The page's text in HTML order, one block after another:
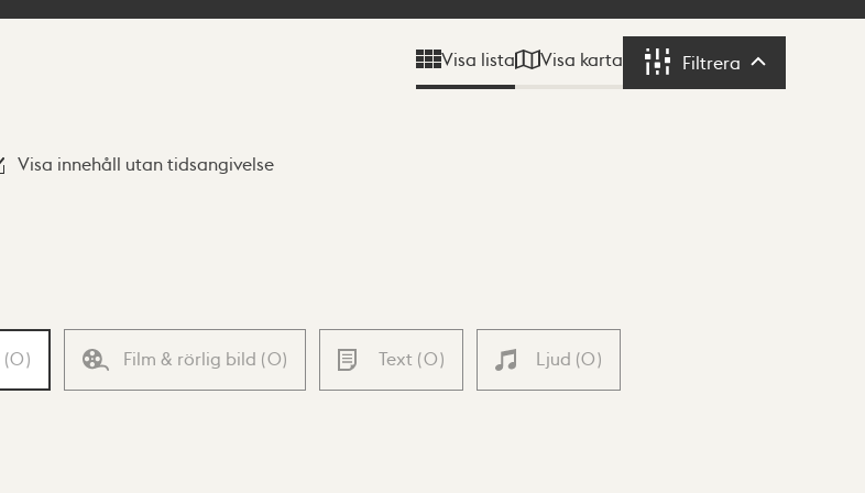
Visa lista Visa karta Filtrera Filtrera
Visa innehåll utan tidsangivelse
(0) Film & rörlig bild (0) Text (0) Ljud (0)